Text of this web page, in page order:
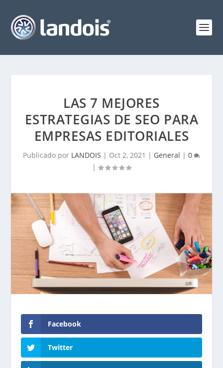
LAS 7 MEJORES
ESTRATEGIAS DE SEO PARA
EMPRESAS EDITORIALES
Publicado por LANDOIS | Oct 2, 2021 | General | 0
|
Facebook
Twitter